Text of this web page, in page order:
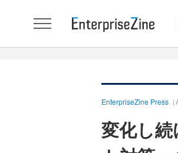
EnterpriseZine Press
変化し